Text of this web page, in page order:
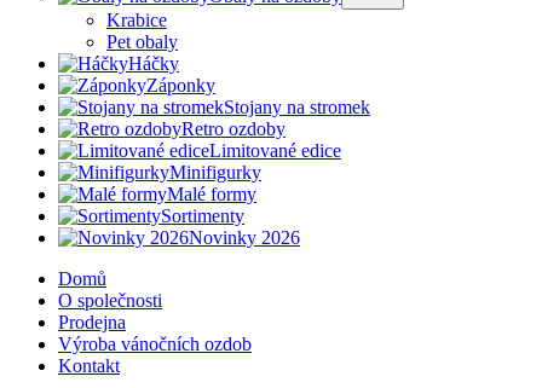
Krabice
Pet obaly
Háčky
Záponky
Stojany na stromek
Retro ozdoby
Limitované edice
Minifigurky
Malé formy
Sortimenty
Novinky 2026
Domů
O společnosti
Prodejna
Výroba vánočních ozdob
Kontakt